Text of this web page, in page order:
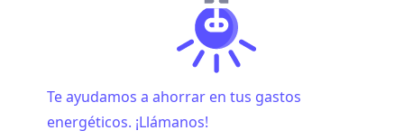
Te ayudamos a ahorrar en tus gastos
energéticos. ¡Llámanos!